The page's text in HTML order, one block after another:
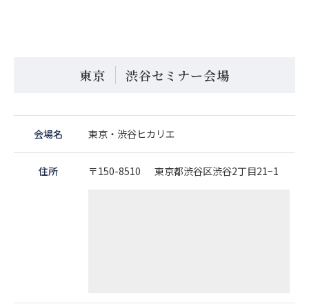
東京 渋谷セミナー会場
会場名 東京・渋谷ヒカリエ
住所 〒150-8510 東京都渋谷区渋谷2丁目21−1